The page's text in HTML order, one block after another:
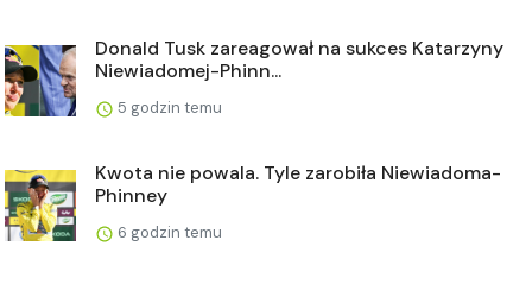
Donald Tusk zareagował na sukces Katarzyny
Niewiadomej-Phinn...
5 godzin temu
Kwota nie powala. Tyle zarobiła Niewiadoma-
Phinney
6 godzin temu